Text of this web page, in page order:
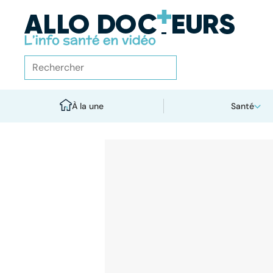
À la une Santé